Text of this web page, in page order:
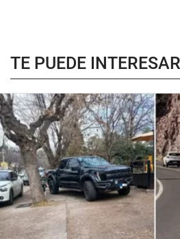
TE PUEDE INTERESAR